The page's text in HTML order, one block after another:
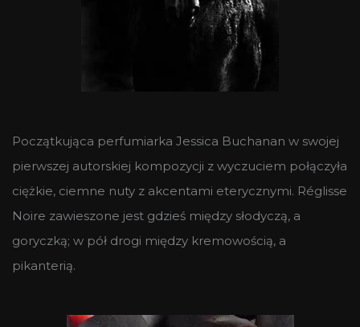
Początkująca perfumiarka Jessica Buchanan w swojej
pierwszej autorskiej kompozycji z wyczuciem połączyła
ciężkie, ciemne nuty z akcentami eterycznymi. Réglisse
Noire zawieszone jest gdzieś między słodyczą, a
goryczką; w pół drogi między kremowością, a
pikanterią.